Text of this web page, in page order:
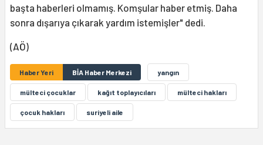
başta haberleri olmamış. Komşular haber etmiş. Daha
sonra dışarıya çıkarak yardım istemişler" dedi.
(AÖ)
Haber Yeri BİA Haber Merkezi yangın
mülteci çocuklar kağıt toplayıcıları mülteci hakları
çocuk hakları suriyeli aile